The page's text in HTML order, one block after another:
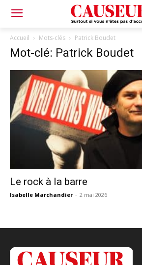
Accueil Mots-clés Patrick Boudet
Mot-clé: Patrick Boudet
Le rock à la barre
Isabelle Marchandier - 2 mai 2026